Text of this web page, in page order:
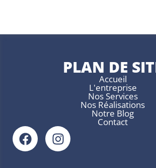
PLAN DE
Accueil
L'entreprise
Nos Services
Nos Réalisations
Notre Blog
Contact